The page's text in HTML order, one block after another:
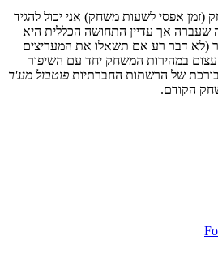
שעות משחק (זמן אפסי לשעות משחק) אני יכול להגיד
אך עדיין התחושה הכללית היא
(לא דבר רע אם תשאלו את המעריצים
במהירות המשחק יחד עם השיפור
של הרשתות החברתיות פוטבול מנג'ר
הקודם.